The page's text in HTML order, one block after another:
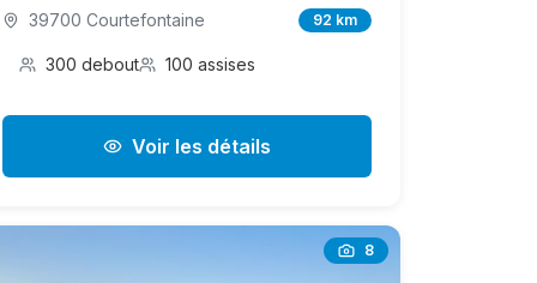
39700 Courtefontaine 92 km
300 debout 100 assises
Voir les détails
8